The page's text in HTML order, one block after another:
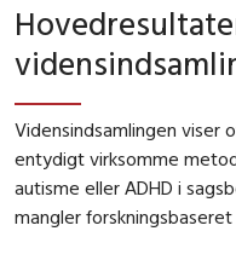
Vidensindsamlingen viser
entydigt virksomme
autisme eller ADHD i
mangler